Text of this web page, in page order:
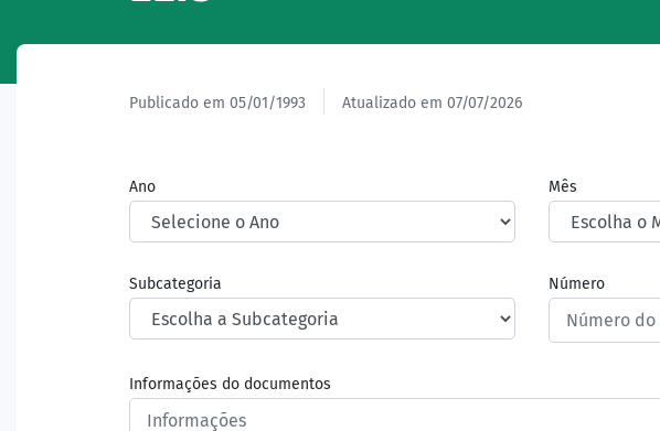
Publicado em 05/01/1993 Atualizado em 07/07/2026
Ano Mês
Subcategoria Número
Informações do documentos